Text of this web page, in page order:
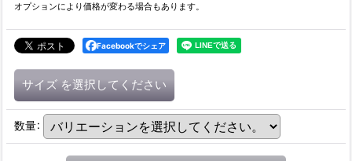
オプションにより価格が変わる場合もあります。
Facebookでシェア
サイズ を選択してください
数量: